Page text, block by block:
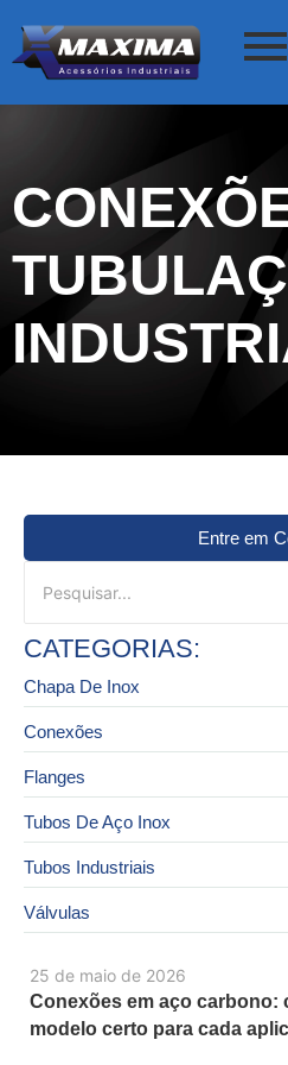
25 de maio de 2026
Conexões em aço carbono:
modelo certo para cada
Entre em
CATEGORIAS:
Chapa De Inox
Conexões
Flanges
Tubos De Aço Inox
Tubos Industriais
Válvulas